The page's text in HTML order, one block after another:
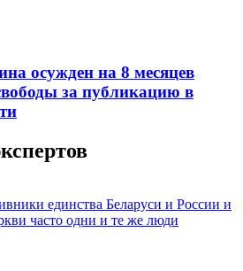
осужден на 8 месяцев
за публикацию в
единства Беларуси и России и
часто одни и те же люди